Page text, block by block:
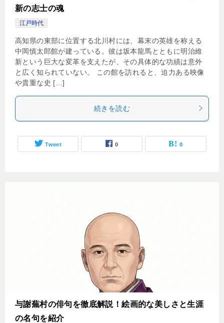
新の志士の魂
江戸時代
高知県の東部に位置する北川村には、幕末の英雄を称える
中岡慎太郎館が建っている。彼は坂本龍馬とともに明治維
新という巨大な変革を支えたが、その具体的な功績は意外
と広く知られていない。 この館を訪れると、迫力ある映像
や貴重な史 […]
続きを読む
Tweet 0 0
与謝蕪村の俳句を徹底解説！絵画的な美しさと生涯
の名句を紹介